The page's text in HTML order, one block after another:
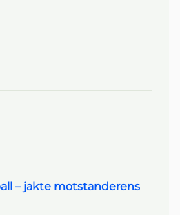
– jakte motstanderens